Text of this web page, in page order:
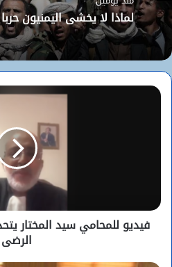
لماذا لا يخشى اليمنيون
فيديو للمحامي سيد المختار
الرضى